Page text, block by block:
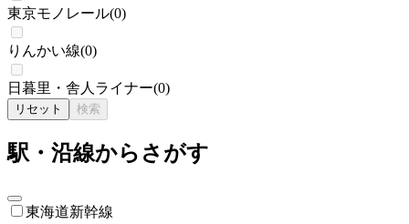
東京モノレール(0)
りんかい線(0)
日暮里・舎人ライナー(0)
リセット 検索
駅・沿線からさがす
東海道新幹線